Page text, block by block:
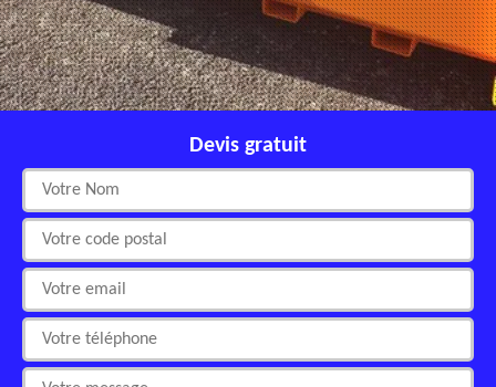
Devis gratuit